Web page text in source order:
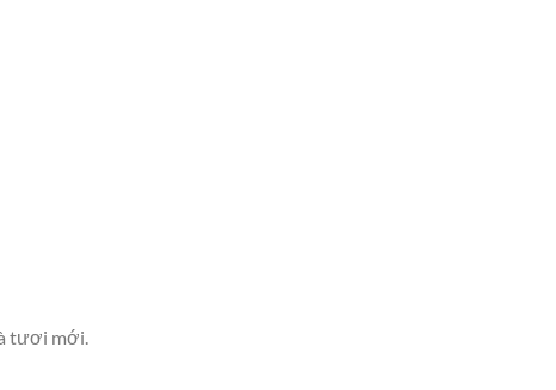
tươi mới.